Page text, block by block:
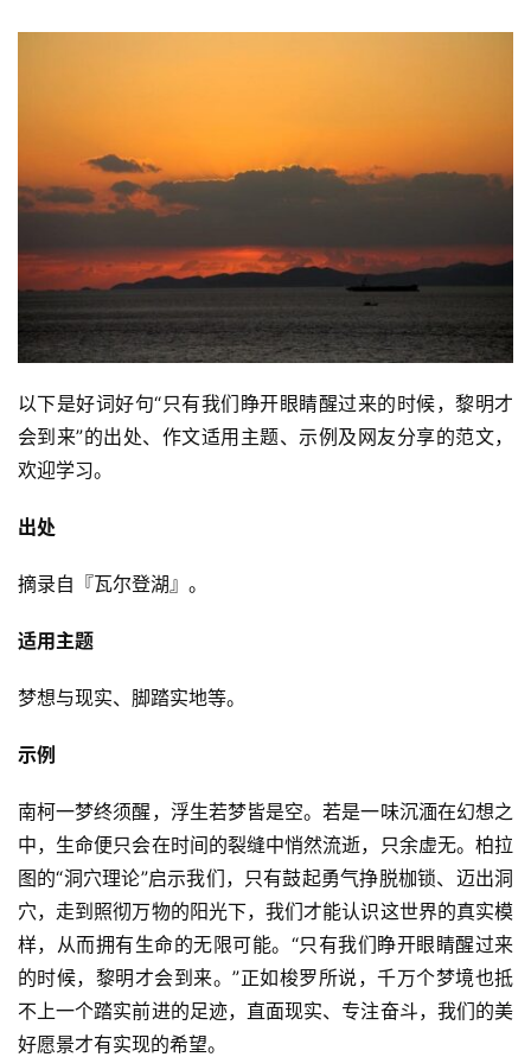
以下是好词好句“只有我们睁开眼睛醒过来的时候，黎明才
会到来”的出处、作文适用主题、示例及网友分享的范文，
欢迎学习。
出处
摘录自『瓦尔登湖』。
适用主题
梦想与现实、脚踏实地等。
示例
南柯一梦终须醒，浮生若梦皆是空。若是一味沉湎在幻想之
中，生命便只会在时间的裂缝中悄然流逝，只余虚无。柏拉
图的“洞穴理论”启示我们，只有鼓起勇气挣脱枷锁、迈出洞
穴，走到照彻万物的阳光下，我们才能认识这世界的真实模
样，从而拥有生命的无限可能。“只有我们睁开眼睛醒过来
的时候，黎明才会到来。”正如梭罗所说，千万个梦境也抵
不上一个踏实前进的足迹，直面现实、专注奋斗，我们的美
好愿景才有实现的希望。